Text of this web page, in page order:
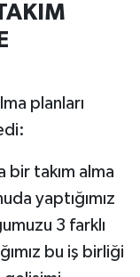
planları
bir takım alma
yaptığımız
3 farklı
bu iş birliği